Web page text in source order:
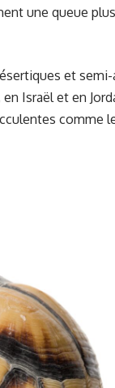
une queue
et
Israël et en
comme